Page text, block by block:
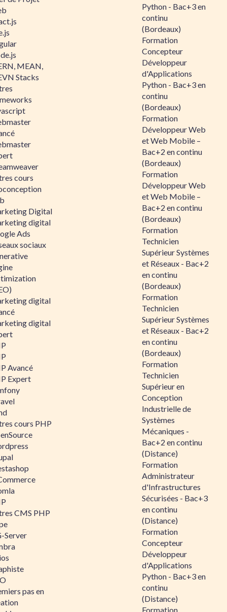
MEAN,
Stacks
cours
Digital
digital
Ads
sociaux
digital
digital
Avancé
Expert
cours PHP
CMS PHP
Server
pas en
Python - Bac+3 en
continu
(Bordeaux)
Formation
Concepteur
Développeur
d'Applications
Python - Bac+3 en
continu
(Bordeaux)
Formation
Développeur Web
et Web Mobile –
Bac+2 en continu
(Bordeaux)
Formation
Développeur Web
et Web Mobile –
Bac+2 en continu
(Bordeaux)
Formation
Technicien
Supérieur Systèmes
et Réseaux - Bac+2
en continu
(Bordeaux)
Formation
Technicien
Supérieur Systèmes
et Réseaux - Bac+2
en continu
(Bordeaux)
Formation
Technicien
Supérieur en
Conception
Industrielle de
Systèmes
Mécaniques -
Bac+2 en continu
(Distance)
Formation
Administrateur
d'Infrastructures
Sécurisées - Bac+3
en continu
(Distance)
Formation
Concepteur
Développeur
d'Applications
Python - Bac+3 en
continu
(Distance)
Formation